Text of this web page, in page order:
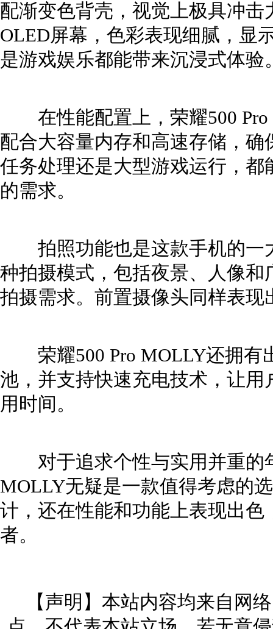
配渐变色背壳，视觉上极具冲
OLED屏幕，色彩表现细腻，显
是游戏娱乐都能带来沉浸式体验
在性能配置上，荣耀500 Pro
配合大容量内存和高速存储，
任务处理还是大型游戏运行，
的需求。
拍照功能也是这款手机的一
种拍摄模式，包括夜景、人像
拍摄需求。前置摄像头同样表
荣耀500 Pro MOLLY还拥有
池，并支持快速充电技术，让
用时间。
对于追求个性与实用并重的
MOLLY无疑是一款值得考虑的
计，还在性能和功能上表现出
者。
【声明】本站内容均来自网